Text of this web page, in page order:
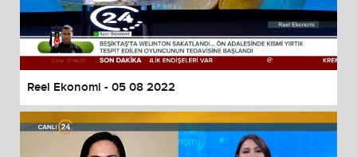
Reel Ekonomi - 05 08 2022